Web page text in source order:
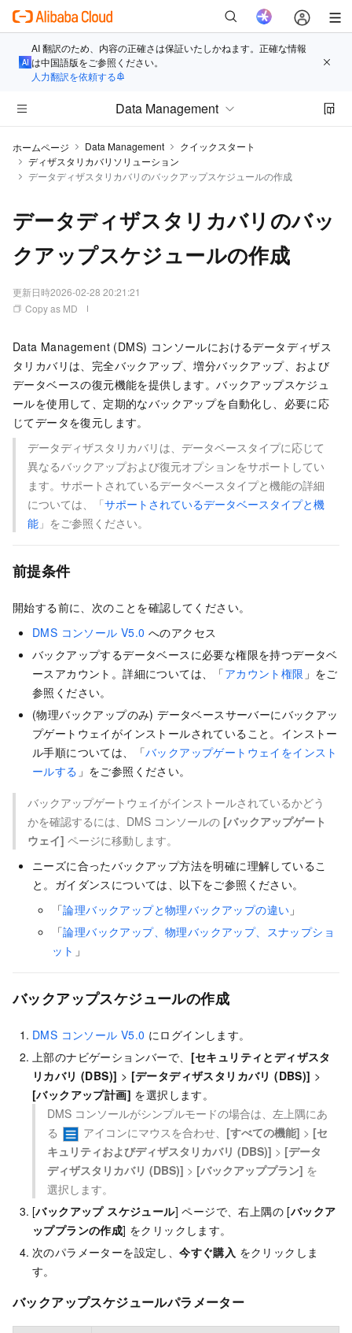
AI 翻訳のため、内容の正確さは保証いたしかねます。正確な情報
は中国語版をご参照ください。
人力翻訳を依頼する
Data Management
ホームページ Data Management
クイックスタート
ディザスタリカバリソリューション
データディザスタリカバリのバックアップスケジュールの作成
データディザスタリカバリのバッ
クアップスケジュールの作成
更新日時2026-02-28 20:21:21
Copy as MD
Data Management (DMS) コンソールにおけるデータディザス
タリカバリは、完全バックアップ、増分バックアップ、および
データベースの復元機能を提供します。バックアップスケジュ
ールを使用して、定期的なバックアップを自動化し、必要に応
じてデータを復元します。
データディザスタリカバリは、データベースタイプに応じて
異なるバックアップおよび復元オプションをサポートしてい
ます。サポートされているデータベースタイプと機能の詳細
については、「サポートされているデータベースタイプと機
能 」をご参照ください。
前提条件
開始する前に、次のことを確認してください。
DMS コンソール V5.0 へのアクセス
バックアップするデータベースに必要な権限を持つデータベ
ースアカウント。詳細については、「アカウント権限 」をご
参照ください。
(物理バックアップのみ) データベースサーバーにバックアッ
プゲートウェイがインストールされていること。インストー
ル手順については、「バックアップゲートウェイをインスト
ールする 」をご参照ください。
バックアップゲートウェイがインストールされているかどう
かを確認するには、DMS コンソールの [バックアップゲート
ウェイ] ページに移動します。
ニーズに合ったバックアップ方法を明確に理解しているこ
と。ガイダンスについては、以下をご参照ください。
「論理バックアップと物理バックアップの違い 」
「論理バックアップ、物理バックアップ、スナップショ
ット 」
バックアップスケジュールの作成
DMS コンソール V5.0 にログインします。
上部のナビゲーションバーで、 [セキュリティとディザスタ
リカバリ (DBS)] > [データディザスタリカバリ (DBS)] >
[バックアップ計画] を選択します。
DMS コンソールがシンプルモードの場合は、左上隅にあ
る
アイコンにマウスを合わせ、 [すべての機能] > [セ
キュリティおよびディザスタリカバリ (DBS)] > [データ
ディザスタリカバリ (DBS)] > [バックアッププラン] を
選択します。
[バックアップ スケジュール] ページで、右上隅の [バックア
ッププランの作成] をクリックします。
次のパラメーターを設定し、今すぐ購入 をクリックしま
す。
バックアップスケジュールパラメーター